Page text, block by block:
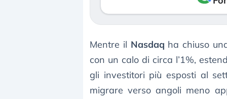
Mentre il Nasdaq ha chiuso
con un calo di circa l’1%,
gli investitori più esposti al
migrare verso angoli meno